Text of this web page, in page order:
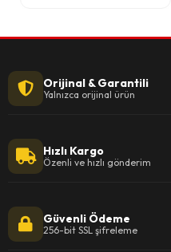
Orijinal & Garantili
Yalnızca orijinal ürün
Hızlı Kargo
Özenli ve hızlı gönderim
Güvenli Ödeme
256-bit SSL şifreleme